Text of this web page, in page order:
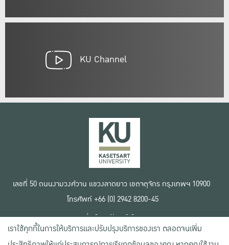
KU Channel
เลขที่ 50 ถนนงามวงศ์วาน แขวงลาดยาว เขตจตุจักร กรุงเทพฯ 10900
โทรศัพท์ +66 (0) 2942 8200-45
เงื่อนไขการใช้งานเว็บไซต์
ข้อตกลงด้านสิทธิ์ใช้งาน
นโยบายความเป็นส่วนตัว
เราใช้คุกกี้ในการให้บริการและปรับปรุงบริการของเรา ตลอดจนเพิ่ม